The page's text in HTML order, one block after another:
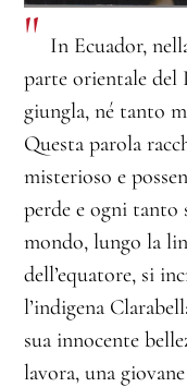
" In Ecuador,
parte orientale del
giungla, né tanto
Questa parola
misterioso e
perde e ogni
mondo, lungo la
dell’equatore, si
l’indigena
sua innocente
lavora, una